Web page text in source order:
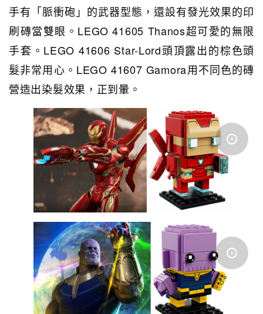
手有「脈衝砲」的武器型態，還設有發光效果的印
刷磚當雙眼。LEGO 41605 Thanos超可愛的無限
手套。LEGO 41606 Star-Lord頭頂露出的棕色頭
髮非常用心。LEGO 41607 Gamora用不同色的磚
營造出染髮效果，正到暈。